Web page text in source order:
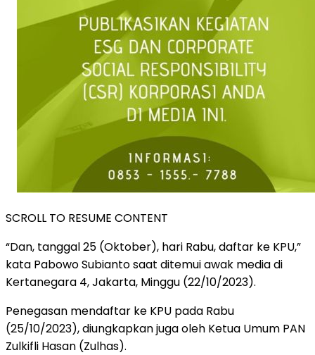
SCROLL TO RESUME CONTENT
“Dan, tanggal 25 (Oktober), hari Rabu, daftar ke KPU,”
kata Pabowo Subianto saat ditemui awak media di
Kertanegara 4, Jakarta, Minggu (22/10/2023).
Penegasan mendaftar ke KPU pada Rabu
(25/10/2023), diungkapkan juga oleh Ketua Umum PAN
Zulkifli Hasan (Zulhas).